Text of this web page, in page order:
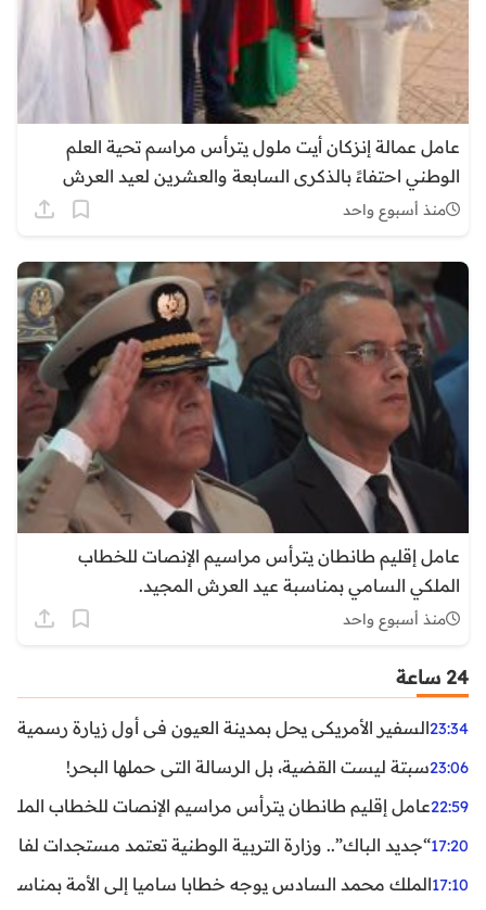
عامل عمالة إنزكان أيت ملول يترأس مراسم تحية العلم
الوطني احتفاءً بالذكرى السابعة والعشرين لعيد العرش
المجيد
منذ أسبوع واحد
عامل إقليم طانطان يترأس مراسيم الإنصات للخطاب
الملكي السامي بمناسبة عيد العرش المجيد.
منذ أسبوع واحد
24 ساعة
23:34السفير الأمريكي يحل بمدينة العيون في أول زيارة رسمية
23:06سبتة ليست القضية، بل الرسالة التي حملها البحر!
22:59عامل إقليم طانطان يترأس مراسيم الإنصات للخطاب
17:20“جديد الباك”.. وزارة التربية الوطنية تعتمد مستجدات
17:10الملك محمد السادس يوجه خطابا ساميا إلى الأمة بمناسبة الذكرى الـ27